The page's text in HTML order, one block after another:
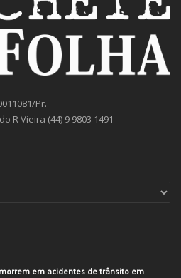
Pr.
R Vieira (44) 9 9803 1491
em acidentes de trânsito em